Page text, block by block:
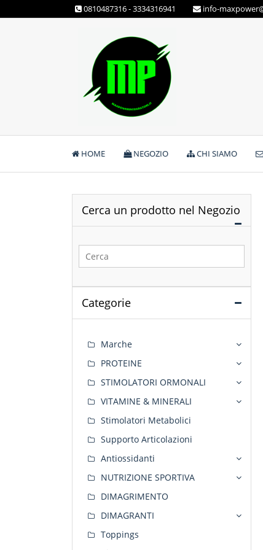
to
0810487316 - 3334316941 info-
Max Power
HOME NEGOZIO CHI SIAMO
Cerca un prodotto nel Negozio
Categorie
Marche
PROTEINE
STIMOLATORI ORMONALI
VITAMINE & MINERALI
Stimolatori Metabolici
Supporto Articolazioni
Antiossidanti
NUTRIZIONE SPORTIVA
DIMAGRIMENTO
DIMAGRANTI
Toppings